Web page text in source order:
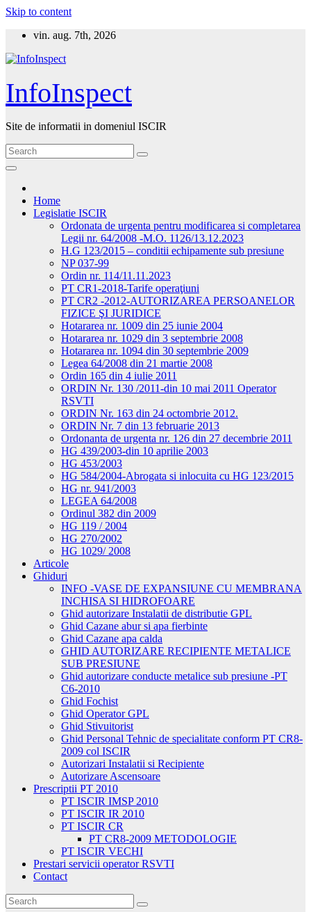
Skip to content
vin. aug. 7th, 2026
InfoInspect
Site de informatii in domeniul ISCIR
Home
Legislatie ISCIR
Ordonata de urgenta pentru modificarea si completarea
Legii nr. 64/2008 -M.O. 1126/13.12.2023
H.G 123/2015 – conditii echipamente sub presiune
NP 037-99
Ordin nr. 114/11.11.2023
PT CR1-2018-Tarife operaţiuni
PT CR2 -2012-AUTORIZAREA PERSOANELOR
FIZICE ŞI JURIDICE
Hotararea nr. 1009 din 25 iunie 2004
Hotararea nr. 1029 din 3 septembrie 2008
Hotararea nr. 1094 din 30 septembrie 2009
Legea 64/2008 din 21 martie 2008
Ordin 165 din 4 iulie 2011
ORDIN Nr. 130 /2011-din 10 mai 2011 Operator
RSVTI
ORDIN Nr. 163 din 24 octombrie 2012.
ORDIN Nr. 7 din 13 februarie 2013
Ordonanta de urgenta nr. 126 din 27 decembrie 2011
HG 439/2003-din 10 aprilie 2003
HG 453/2003
HG 584/2004-Abrogata si inlocuita cu HG 123/2015
HG nr. 941/2003
LEGEA 64/2008
Ordinul 382 din 2009
HG 119 / 2004
HG 270/2002
HG 1029/ 2008
Articole
Ghiduri
INFO -VASE DE EXPANSIUNE CU MEMBRANA
INCHISA SI HIDROFOARE
Ghid autorizare Instalatii de distributie GPL
Ghid Cazane abur si apa fierbinte
Ghid Cazane apa calda
GHID AUTORIZARE RECIPIENTE METALICE
SUB PRESIUNE
Ghid autorizare conducte metalice sub presiune -PT
C6-2010
Ghid Fochist
Ghid Operator GPL
Ghid Stivuitorist
Ghid Personal Tehnic de specialitate conform PT CR8-
2009 col ISCIR
Autorizari Instalatii si Recipiente
Autorizare Ascensoare
Prescriptii PT 2010
PT ISCIR IMSP 2010
PT ISCIR IR 2010
PT ISCIR CR
PT CR8-2009 METODOLOGIE
PT ISCIR VECHI
Prestari servicii operator RSVTI
Contact